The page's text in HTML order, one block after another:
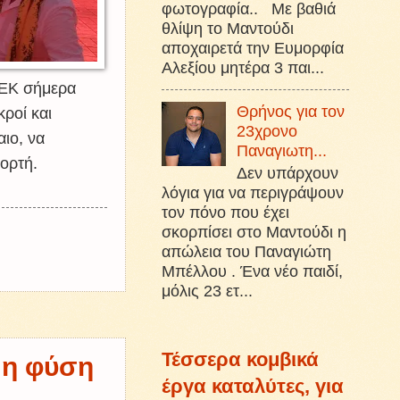
σήμερα
και
να
η φύση
φωτογραφία.. Με βαθιά
θλίψη το Μαντούδι
αποχαιρετά την Ευμορφία
Αλεξίου μητέρα 3 παι...
Θρήνος για τον
23χρονο
Παναγιωτη...
Δεν υπάρχουν
λόγια για να περιγράψουν
τον πόνο που έχει
σκορπίσει στο Μαντούδι η
απώλεια του Παναγιώτη
Μπέλλου . Ένα νέο παιδί,
μόλις 23 ετ...
Τέσσερα κομβικά
έργα καταλύτες, για